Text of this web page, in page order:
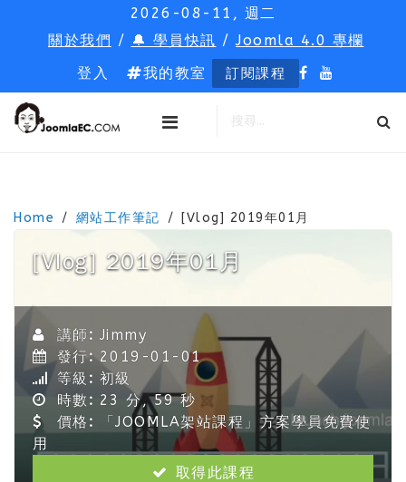
2026-08-11, 週二
關於我們 / 🔔 學員快訊 /Joomla 4.0 專欄
登入
我的教室 訂閱課程
Home 網站工作筆記 [Vlog] 2019年01月
[Vlog] 2019年01月
講師: Jimmy
發行: 2019-01-01
等級: 初級
時數: 23 分, 59 秒
價格: 「JOOMLA架站課程」方案學員免費使
用
取得此課程